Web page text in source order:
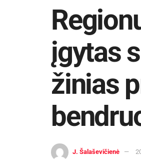
įgytas
žinias
J. Šalaševičienė